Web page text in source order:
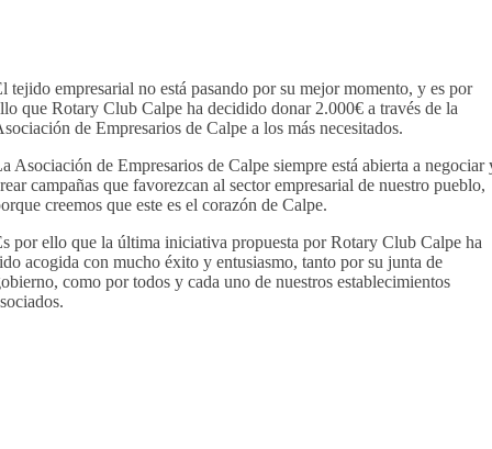
tejido empresarial no está pasando por su mejor momento, y es por
que Rotary Club Calpe ha decidido donar 2.000€ a través de la
de Empresarios de Calpe a los más necesitados.
Asociación de Empresarios de Calpe siempre está abierta a negociar
campañas que favorezcan al sector empresarial de nuestro pueblo,
creemos que este es el corazón de Calpe.
por ello que la última iniciativa propuesta porRotary Club Calpe ha
acogida con mucho éxito y entusiasmo, tanto porsu junta de
como por todos y cada uno de nuestros establecimientos